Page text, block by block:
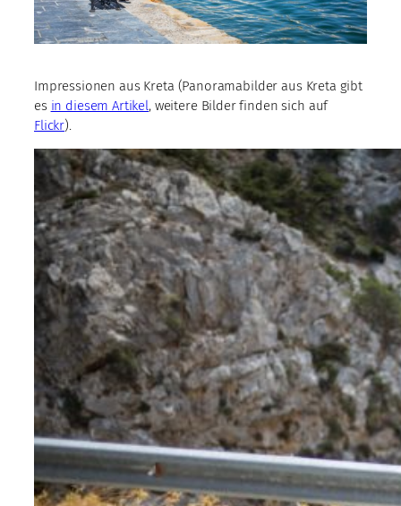
Impressionen aus Kreta (Panoramabilder aus Kreta gibt
es in diesem Artikel, weitere Bilder finden sich auf
Flickr).